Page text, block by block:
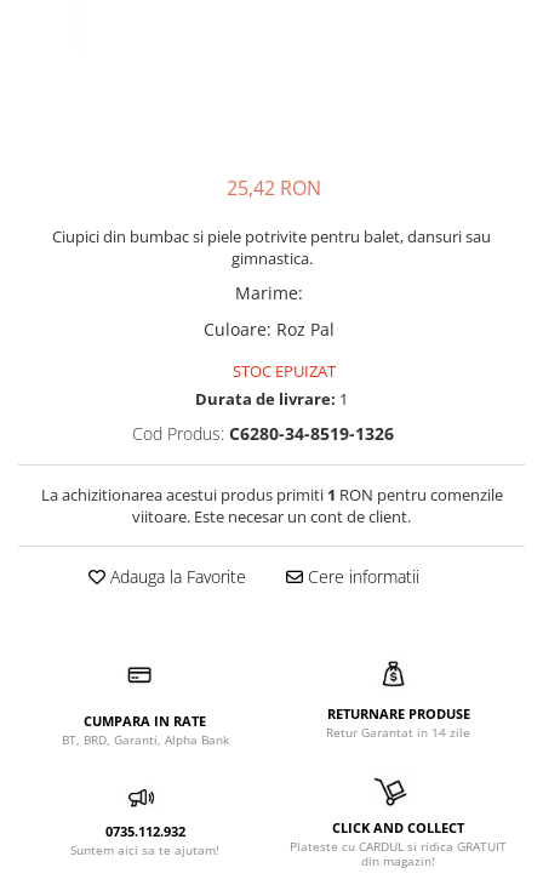
25,42 RON
Ciupici din bumbac si piele potrivite pentru balet, dansuri sau
gimnastica.
Marime:
Culoare: Roz Pal
STOC EPUIZAT
Durata de livrare: 1
Cod Produs: C6280-34-8519-1326
La achizitionarea acestui produs primiti 1 RON pentru comenzile
viitoare. Este necesar un cont de client.
Adauga la Favorite Cere informatii
CUMPARA IN RATE
BT, BRD, Garanti, Alpha Bank
RETURNARE PRODUSE
Retur Garantat in 14 zile
0735.112.932
Suntem aici sa te ajutam!
CLICK AND COLLECT
Plateste cu CARDUL si ridica GRATUIT
din magazin!